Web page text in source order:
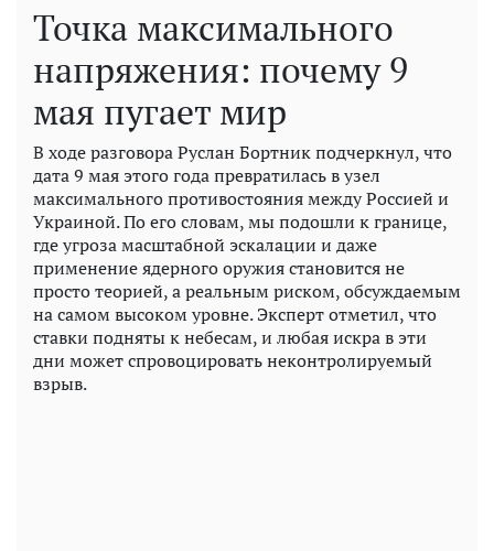
Точка максимального
напряжения: почему 9
мая пугает мир
В ходе разговора Руслан Бортник подчеркнул, что
дата 9 мая этого года превратилась в узел
максимального противостояния между Россией и
Украиной. По его словам, мы подошли к границе,
где угроза масштабной эскалации и даже
применение ядерного оружия становится не
просто теорией, а реальным риском, обсуждаемым
на самом высоком уровне. Эксперт отметил, что
ставки подняты к небесам, и любая искра в эти
дни может спровоцировать неконтролируемый
взрыв.